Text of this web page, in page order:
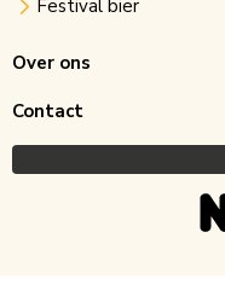
Festival bier
Over ons
Contact